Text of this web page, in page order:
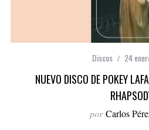
Discos 24
NUEVO DISCO DE POKEY
por Carlos